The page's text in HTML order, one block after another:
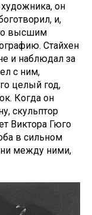
он
и,
высшим
Стайхен
и наблюдал за
с ним,
целый год,
Когда он
скульптор
Виктора Гюго
в сильном
между ними,